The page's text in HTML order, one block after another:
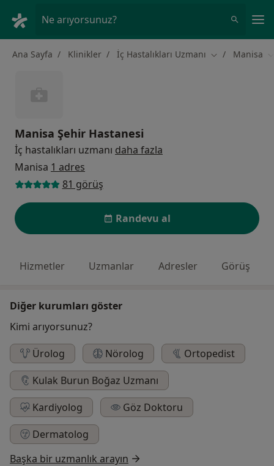
Ne arıyorsunuz?
Ana Sayfa Klinikler İç Hastalıkları Uzmanı Şehir değiştir
Manisa
Manisa Şehir Hastanesi
İç hastalıkları uzmanı daha fazla
Manisa 1 adres
81 görüş
Randevu al
Hizmetler Uzmanlar Adresler Görüş
Diğer kurumları göster
Kimi arıyorsunuz?
Ürolog
Nörolog
Ortopedist
Kulak Burun Boğaz Uzmanı
Kardiyolog
Göz Doktoru
Dermatolog
Başka bir uzmanlık arayın